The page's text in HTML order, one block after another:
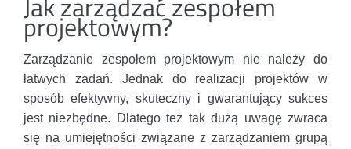
projektowym?
Zarządzanie zespołem projektowym nie należy do
łatwych zadań. Jednak do realizacji projektów w
sposób efektywny, skuteczny i gwarantujący sukces
jest niezbędne. Dlatego też tak dużą uwagę zwraca
się na umiejętności związane z zarządzaniem grupą